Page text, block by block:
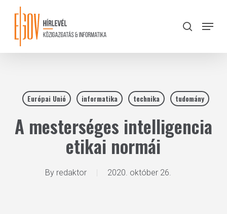
content
search
Menu
Európai Unió informatika technika tudomány
A mesterséges intelligencia
etikai normái
By redaktor 2020. október 26.
Close